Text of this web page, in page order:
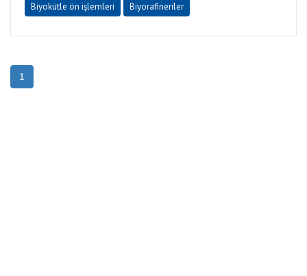
Biyokütle ön işlemleri
Biyorafineriler
1